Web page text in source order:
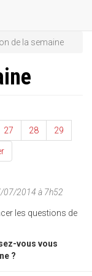
de la semaine
27 28 29
07/2014 à 7h52
les questions de
vous vous
?